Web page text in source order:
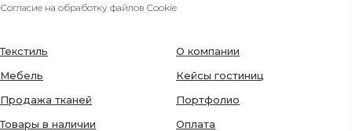
Согласие на обработку файлов Cookie
Текстиль
Мебель
Продажа тканей
Товары в наличии
О компании
Кейсы гостиниц
Портфолио
Оплата